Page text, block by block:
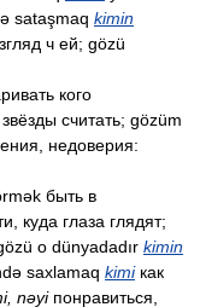
sataşmaq kimin
ч ей; gözü
кого
считать; gözüm
недоверия:
быть в
куда глаза глядят;
o dünyadadır kimin
saxlamaq kimiкак
nəyiпонравиться,